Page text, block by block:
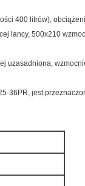
400 litrów),
lancy, 500x210
uzasadniona,
36PR, jest